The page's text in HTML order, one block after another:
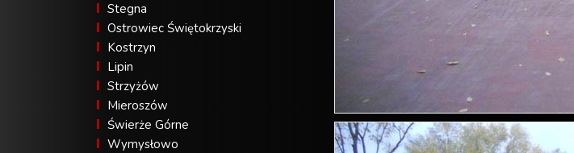
Stegna
Ostrowiec Świętokrzyski
Kostrzyn
Lipin
Strzyżów
Mieroszów
Świerże Górne
Wymysłowo